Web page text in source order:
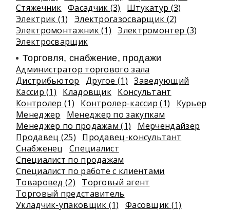
Стяжечник Фасадчик (3)
Штукатур (3)
Электрик (1)
Электрогазосварщик (2)
Электромонтажник (1)
Электромонтер (3)
Электросварщик
Торговля, снабжение, продажи
Администратор торгового зала
Дистрибьютор
Другое (1)
Заведующий
Кассир (1)
Кладовщик Консультант
Контролер (1)
Контролер-кассир (1)
Курьер
Менеджер
Менеджер по закупкам
Менеджер по продажам (1)
Мерчендайзер
Продавец (25)
Продавец-консультант
Снабженец
Специалист
Специалист по продажам
Специалист по работе с клиентами
Товаровед (2)
Торговый агент
Торговый представитель
Укладчик-упаковщик (1)
Фасовщик (1)